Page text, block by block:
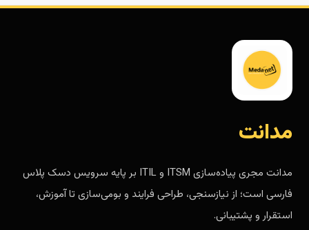
مدانت
مدانت مجری پیاده‌سازی ITSM و ITIL بر پایه سرویس دسک پلاس
فارسی است؛ از نیازسنجی، طراحی فرایند و بومی‌سازی تا آموزش،
استقرار و پشتیبانی.